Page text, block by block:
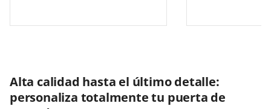
Alta calidad hasta el último detalle:
personaliza totalmente tu puerta de